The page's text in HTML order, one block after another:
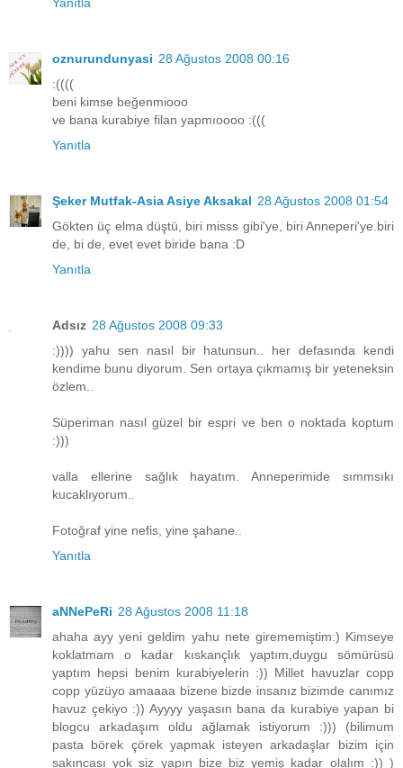
Yanıtla
oznurundunyasi 28 Ağustos 2008 00:16
:((((
beni kimse beğenmiooo
ve bana kurabiye filan yapmıoooo :(((
Yanıtla
Şeker Mutfak-Asia Asiye Aksakal 28 Ağustos 2008 01:54
Gökten üç elma düştü, biri misss gibi'ye, biri Anneperi'ye.biri
de, bi de, evet evet biride bana :D
Yanıtla
Adsız 28 Ağustos 2008 09:33
:)))) yahu sen nasıl bir hatunsun.. her defasında kendi
kendime bunu diyorum. Sen ortaya çıkmamış bir yeteneksin
özlem..
Süperiman nasıl güzel bir espri ve ben o noktada koptum
:)))
valla ellerine sağlık hayatım. Anneperimide sımmsıkı
kucaklıyorum..
Fotoğraf yine nefis, yine şahane..
Yanıtla
aNNePeRi 28 Ağustos 2008 11:18
ahaha ayy yeni geldim yahu nete girememiştim:) Kimseye
koklatmam o kadar kıskançlık yaptım,duygu sömürüsü
yaptım hepsi benim kurabiyelerin :)) Millet havuzlar copp
copp yüzüyo amaaaa bizene bizde insanız bizimde canımız
havuz çekiyo :)) Ayyyy yaşasın bana da kurabiye yapan bi
blogcu arkadaşım oldu ağlamak istiyorum :))) (bilimum
pasta börek çörek yapmak isteyen arkadaşlar bizim için
sakıncası yok siz yapın bize biz yemiş kadar olalım :)) )